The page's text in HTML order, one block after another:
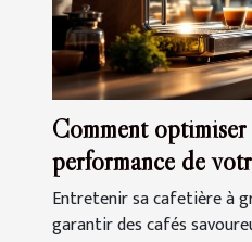
Comment
performance de
grains ?
Entretenir sa cafetière à
garantir des cafés